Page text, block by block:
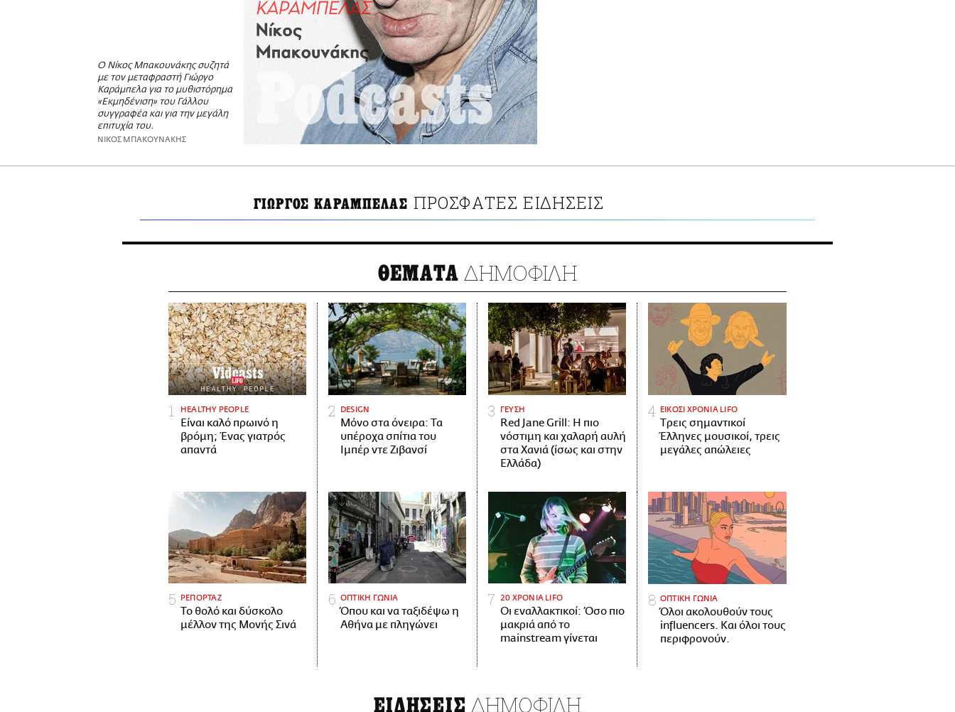
Ο Νίκος Μπακουνάκης συζητά
με τον μεταφραστή Γιώργο
Καράμπελα για το μυθιστόρημα
«Εκμηδένιση» του Γάλλου
συγγραφέα και για την μεγάλη
επιτυχία του.
ΝΙΚΟΣ ΜΠΑΚΟΥΝΑΚΗΣ
ΓΙΩΡΓΟΣ ΚΑΡΑΜΠΕΛΑΣ ΠΡΟΣΦΑΤΕΣ ΕΙΔΗΣΕΙΣ
ΘΕΜΑΤΑ ΔΗΜΟΦΙΛΗ
HEALTHY PEOPLE
Είναι καλό πρωινό η
βρόμη; Ένας γιατρός
απαντά
DESIGN
Μόνο στα όνειρα: Τα
υπέροχα σπίτια του
Ιμπέρ ντε Ζιβανσί
ΓΕΥΣΗ
Red Jane Grill: Η πιο
νόστιμη και χαλαρή αυλή
στα Χανιά (ίσως και στην
Ελλάδα)
ΕΙΚΟΣΙ ΧΡΟΝΙΑ LIFO
Tρεις σημαντικοί
Έλληνες μουσικοί, τρεις
μεγάλες απώλειες
ΡΕΠΟΡΤΑΖ
Το θολό και δύσκολο
μέλλον της Μονής Σινά
ΟΠΤΙΚΗ ΓΩΝΙΑ
Όπου και να ταξιδέψω η
Αθήνα με πληγώνει
20 ΧΡΟΝΙΑ LIFO
Οι εναλλακτικοί: Όσο πιο
μακριά από το
mainstream γίνεται
ΟΠΤΙΚΗ ΓΩΝΙΑ
Όλοι ακολουθούν τους
influencers. Και όλοι τους
περιφρονούν.
ΕΙΔΗΣΕΙΣ ΔΗΜΟΦΙΛΗ